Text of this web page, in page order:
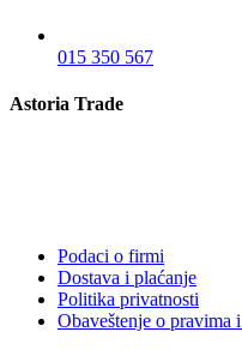
015 350 567
Astoria Trade
Podaci o firmi
Dostava i plaćanje
Politika privatnosti
Obaveštenje o pravima